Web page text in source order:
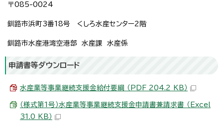
〒085-0024
釧路市浜町3番18号 くしろ水産センター2階
釧路市水産港湾空港部 水産課 水産係
申請書等ダウンロード
水産業等事業継続支援金給付要綱 （PDF 204.2 KB）
（様式第1号）水産業等事業継続支援金申請書兼請求書 （Excel
31.0 KB）